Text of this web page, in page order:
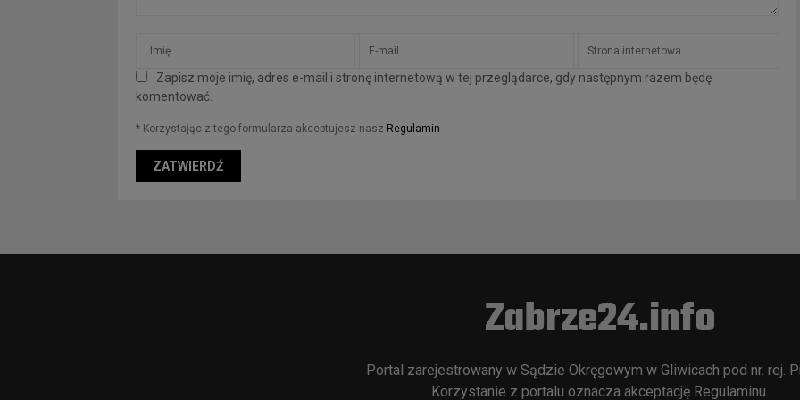
Zapisz moje imię, adres e-mail i stronę internetową w tej przeglądarce, gdy następnym razem będę
komentować.
* Korzystając z tego formularza akceptujesz nasz Regulamin
Zabrze24.info
Portal zarejestrowany w Sądzie Okręgowym w Gliwicach pod nr. rej.
Korzystanie z portalu oznacza akceptację Regulaminu